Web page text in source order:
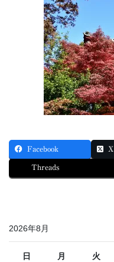
Facebook X
Threads
2026年8月
日 月 火